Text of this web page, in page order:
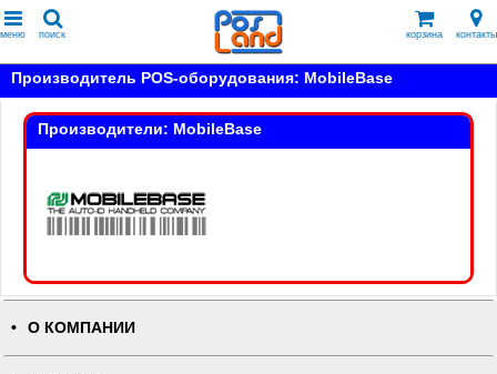
меню поиск корзина контакты
Производитель POS-оборудования: MobileBase
Производители: MobileBase
О КОМПАНИИ